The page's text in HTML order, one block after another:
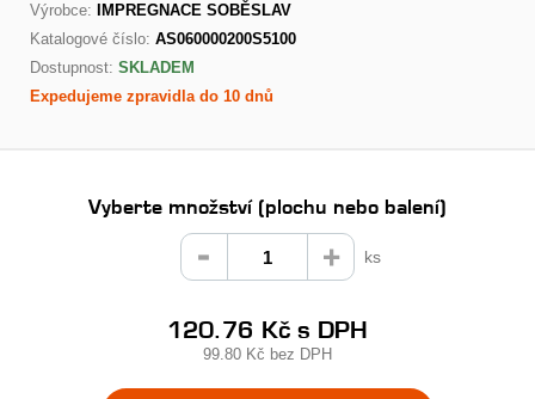
Výrobce:
IMPREGNACE SOBĚSLAV
Katalogové číslo: AS060000200S5100
Dostupnost: SKLADEM
Expedujeme zpravidla do 10 dnů
Vyberte množství (plochu nebo balení)
ks
120.76 Kč s DPH
99.80 Kč bez DPH